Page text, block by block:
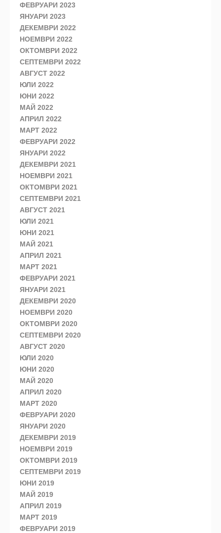
ФЕВРУАРИ 2023
ЯНУАРИ 2023
ДЕКЕМВРИ 2022
НОЕМВРИ 2022
ОКТОМВРИ 2022
СЕПТЕМВРИ 2022
АВГУСТ 2022
ЮЛИ 2022
ЮНИ 2022
МАЙ 2022
АПРИЛ 2022
МАРТ 2022
ФЕВРУАРИ 2022
ЯНУАРИ 2022
ДЕКЕМВРИ 2021
НОЕМВРИ 2021
ОКТОМВРИ 2021
СЕПТЕМВРИ 2021
АВГУСТ 2021
ЮЛИ 2021
ЮНИ 2021
МАЙ 2021
АПРИЛ 2021
МАРТ 2021
ФЕВРУАРИ 2021
ЯНУАРИ 2021
ДЕКЕМВРИ 2020
НОЕМВРИ 2020
ОКТОМВРИ 2020
СЕПТЕМВРИ 2020
АВГУСТ 2020
ЮЛИ 2020
ЮНИ 2020
МАЙ 2020
АПРИЛ 2020
МАРТ 2020
ФЕВРУАРИ 2020
ЯНУАРИ 2020
ДЕКЕМВРИ 2019
НОЕМВРИ 2019
ОКТОМВРИ 2019
СЕПТЕМВРИ 2019
ЮНИ 2019
МАЙ 2019
АПРИЛ 2019
МАРТ 2019
ФЕВРУАРИ 2019